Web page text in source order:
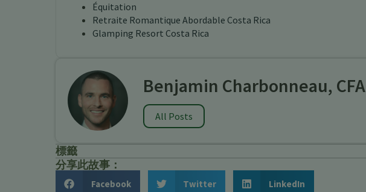
Équitation
Retraite Romantique Abordable Costa Rica
Glamping Resort Costa Rica
Benjamin Charbonneau, CFA
All Posts
標籤
分享此故事：
Facebook Twitter LinkedIn